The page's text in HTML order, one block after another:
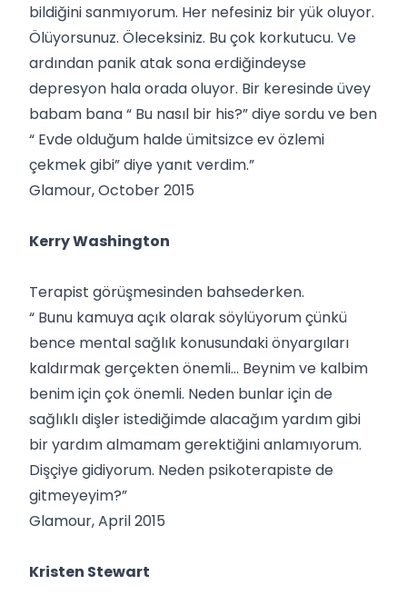
bildiğini sanmıyorum. Her nefesiniz bir yük oluyor.
Ölüyorsunuz. Öleceksiniz. Bu çok korkutucu. Ve
ardından panik atak sona erdiğindeyse
depresyon hala orada oluyor. Bir keresinde üvey
babam bana “ Bu nasıl bir his?” diye sordu ve ben
“ Evde olduğum halde ümitsizce ev özlemi
çekmek gibi” diye yanıt verdim.”
Glamour, October 2015
Kerry Washington
Terapist görüşmesinden bahsederken.
“ Bunu kamuya açık olarak söylüyorum çünkü
bence mental sağlık konusundaki önyargıları
kaldırmak gerçekten önemli… Beynim ve kalbim
benim için çok önemli. Neden bunlar için de
sağlıklı dişler istediğimde alacağım yardım gibi
bir yardım almamam gerektiğini anlamıyorum.
Dişçiye gidiyorum. Neden psikoterapiste de
gitmeyeyim?”
Glamour, April 2015
Kristen Stewart